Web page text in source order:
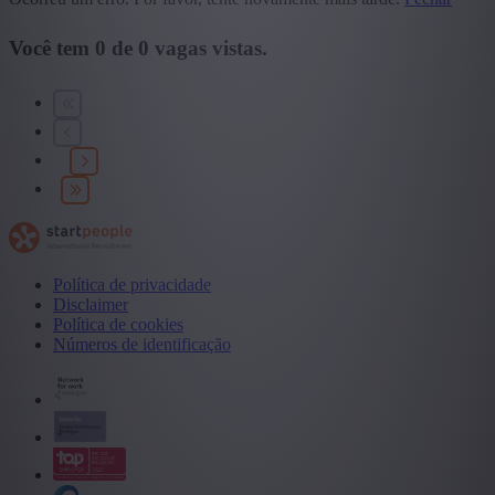
Você tem 0 de 0 vagas vistas.
Política de privacidade
Disclaimer
Política de cookies
Números de identificação